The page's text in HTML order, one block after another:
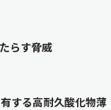
らす脅威
する高耐久酸化物薄